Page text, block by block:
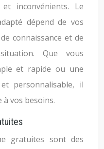
inconvénients. Le
dépend de vos
connaissance et de
Que vous
et rapide ou une
personnalisable, il
vos besoins.
gratuites sont des